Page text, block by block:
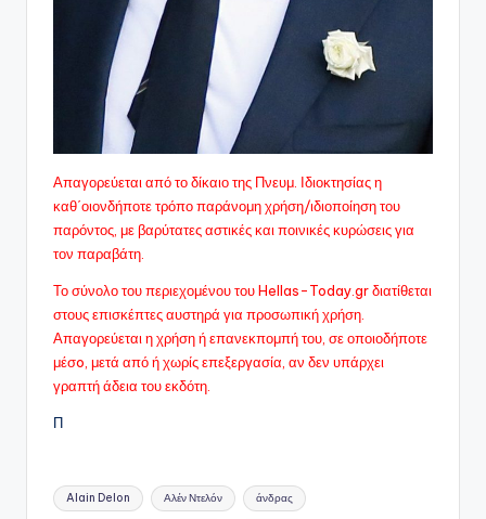
Απαγορεύεται από το δίκαιο της Πνευμ. Ιδιοκτησίας η
καθ΄οιονδήποτε τρόπο παράνομη χρήση/ιδιοποίηση του
παρόντος, με βαρύτατες αστικές και ποινικές κυρώσεις για
τον παραβάτη.
Το σύνολο του περιεχομένου του Hellas-Today.gr διατίθεται
στους επισκέπτες αυστηρά για προσωπική χρήση.
Απαγορεύεται η χρήση ή επανεκπομπή του, σε οποιοδήποτε
μέσo, μετά από ή χωρίς επεξεργασία, αν δεν υπάρχει
γραπτή άδεια του εκδότη.
Π
Ετικέτες:
Alain Delon Αλέν Ντελόν άνδρας